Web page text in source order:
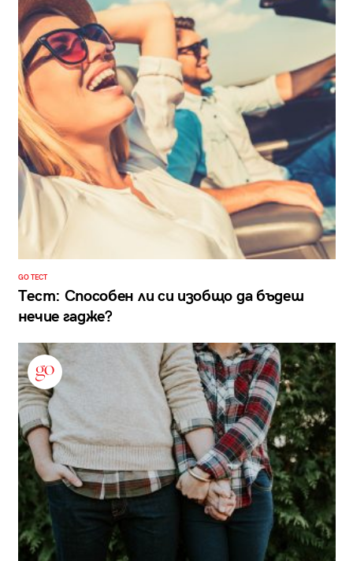
GO ТЕСТ
Тест: Способен ли си изобщо да бъдеш
нечие гадже?